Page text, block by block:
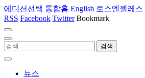
에디션선택 통합홈 English 로스엔젤레스
RSS Facebook Twitter Bookmark
뉴스